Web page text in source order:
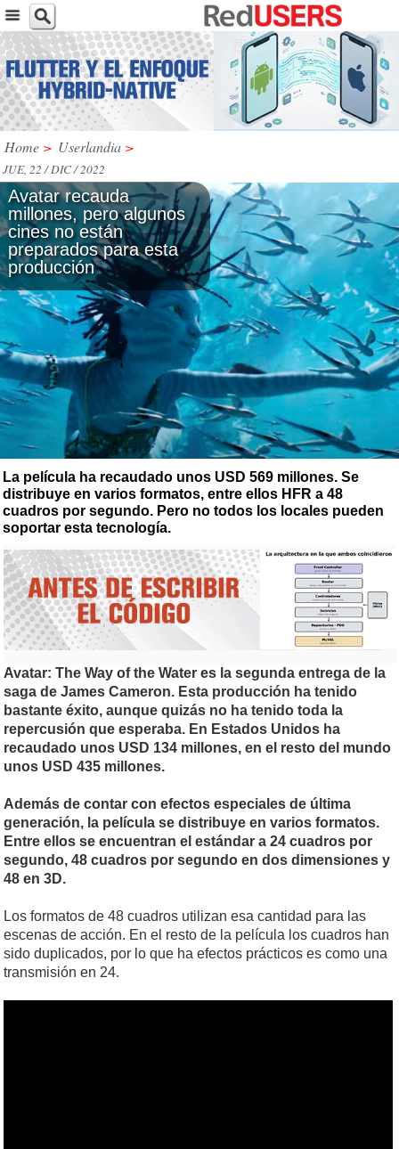
Home > Userlandia >
JUE, 22 / DIC / 2022
Avatar recauda
millones, pero algunos
cines no están
preparados para esta
producción
La película ha recaudado unos USD 569 millones. Se
distribuye en varios formatos, entre ellos HFR a 48
cuadros por segundo. Pero no todos los locales pueden
soportar esta tecnología.
Avatar: The Way of the Water es la segunda entrega de la
saga de James Cameron. Esta producción ha tenido
bastante éxito, aunque quizás no ha tenido toda la
repercusión que esperaba. En Estados Unidos ha
recaudado unos USD 134 millones, en el resto del mundo
unos USD 435 millones.
Además de contar con efectos especiales de última
generación, la película se distribuye en varios formatos.
Entre ellos se encuentran el estándar a 24 cuadros por
segundo, 48 cuadros por segundo en dos dimensiones y
48 en 3D.
Los formatos de 48 cuadros utilizan esa cantidad para las
escenas de acción. En el resto de la película los cuadros han
sido duplicados, por lo que ha efectos prácticos es como una
transmisión en 24.